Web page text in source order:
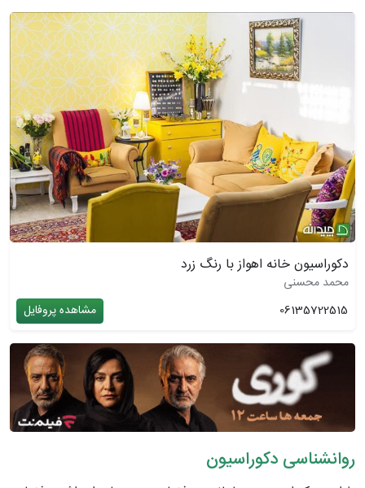
دکوراسیون خانه اهواز با رنگ زرد
محمد محسنی
06135722515
مشاهده پروفایل
روانشناسی دکوراسیون